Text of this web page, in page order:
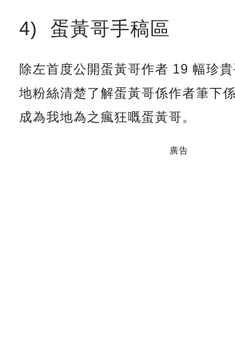
4) 蛋黃哥手稿區
除左首度公開蛋黃哥作者 19 幅珍
地粉絲清楚了解蛋黃哥係作者筆下
成為我地為之瘋狂嘅蛋黃哥。
廣告